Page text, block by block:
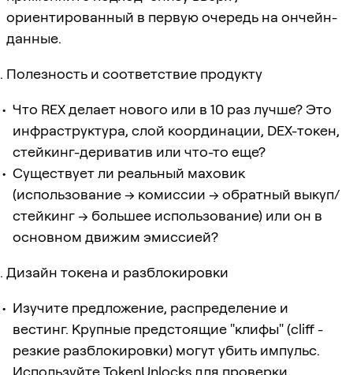
ориентированный в первую очередь на ончейн-
данные.
Полезность и соответствие продукту
Что REX делает нового или в 10 раз лучше? Это
инфраструктура, слой координации, DEX-токен,
стейкинг-дериватив или что-то еще?
Существует ли реальный маховик
(использование → комиссии → обратный выкуп/
стейкинг → большее использование) или он в
основном движим эмиссией?
Дизайн токена и разблокировки
Изучите предложение, распределение и
вестинг. Крупные предстоящие "клифы" (cliff -
резкие разблокировки) могут убить импульс.
Используйте TokenUnlocks для проверки